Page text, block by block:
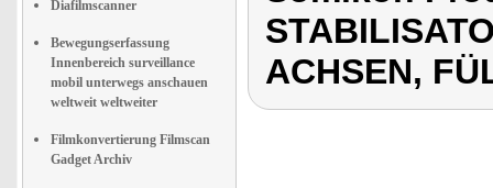
Diafilmscanner
Bewegungserfassung
Innenbereich surveillance
mobil unterwegs anschauen
weltweit weltweiter
Filmkonvertierung Filmscan
Gadget Archiv
ACHSEN,